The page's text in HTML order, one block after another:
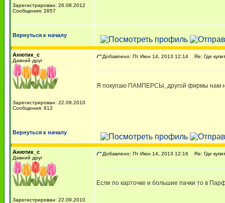
Зарегистрирован: 26.08.2012
Сообщения: 2857
Вернуться к началу
Анютик_с
Давний друг
Зарегистрирован: 22.09.2010
Сообщения: 812
Добавлено: Пт Июн 14, 2013 12:14 Re: Где
Я покупаю ПАМПЕРСЫ, другой фирмы нам
Вернуться к началу
Анютик_с
Давний друг
Зарегистрирован: 22.09.2010
Добавлено: Пт Июн 14, 2013 12:16 Re: Где
Если по карточке и большие пачки то в